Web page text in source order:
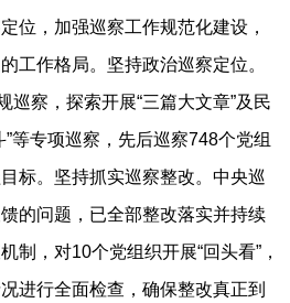
位，加强巡察工作规范化建设，
工作格局。坚持政治巡察定位。
巡察，探索开展“三篇大文章”及民
等专项巡察，先后巡察748个党组
标。坚持抓实巡察整改。中央巡
的问题，已全部整改落实并持续
制，对10个党组织开展“回头看”，
进行全面检查，确保整改真正到